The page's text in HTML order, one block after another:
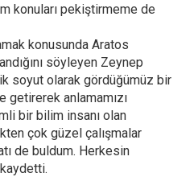
konuları pekiştirmeme de
konusunda Aratos
söyleyen Zeynep
soyut olarak gördüğümüz bir
getirerek anlamamızı
bir bilim insanı olan
çok güzel çalışmalar
de buldum. Herkesin